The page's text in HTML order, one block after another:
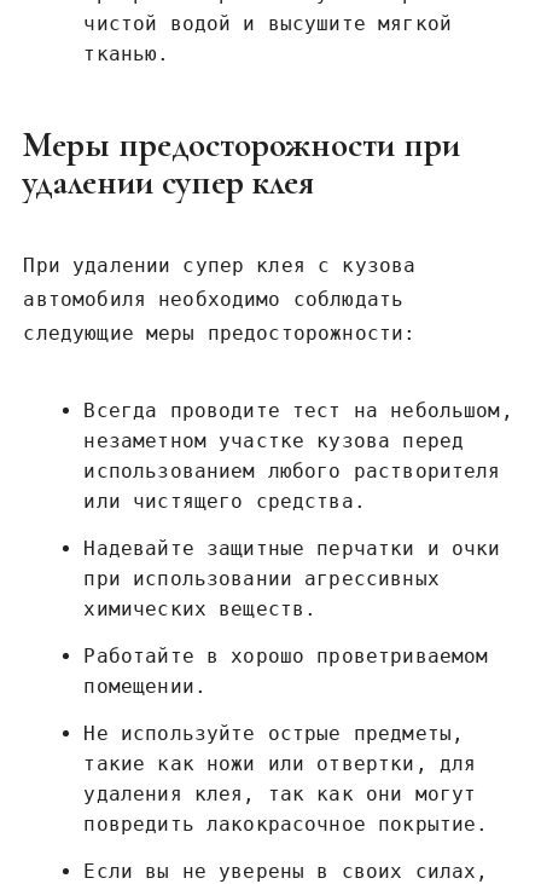
чистой водой и высушите мягкой
тканью.
Меры предосторожности при
удалении супер клея
При удалении супер клея с кузова
автомобиля необходимо соблюдать
следующие меры предосторожности:
Всегда проводите тест на небольшом,
незаметном участке кузова перед
использованием любого растворителя
или чистящего средства.
Надевайте защитные перчатки и очки
при использовании агрессивных
химических веществ.
Работайте в хорошо проветриваемом
помещении.
Не используйте острые предметы,
такие как ножи или отвертки, для
удаления клея, так как они могут
повредить лакокрасочное покрытие.
Если вы не уверены в своих силах,